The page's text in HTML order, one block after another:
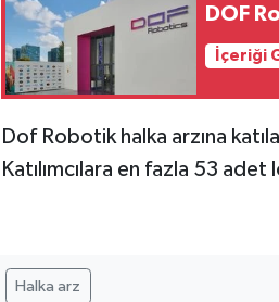
DOF
İçeriği
Dof Robotik halka arzına
Katılımcılara en fazla 53
Halka arz